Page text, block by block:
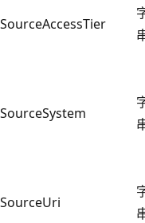
SourceAccessTier
SourceSystem
SourceUri